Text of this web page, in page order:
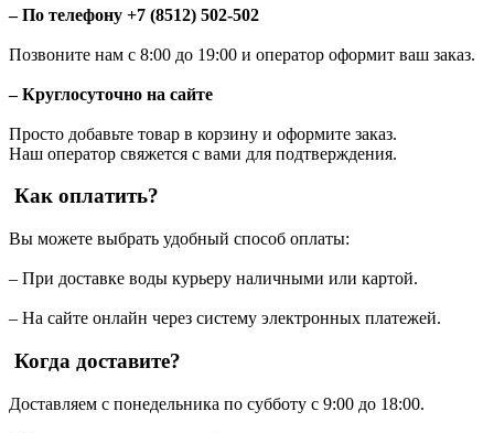
– По телефону +7 (8512) 502-502
Позвоните нам с 8:00 до 19:00 и оператор оформит ваш заказ.
– Круглосуточно на сайте
Просто добавьте товар в корзину и оформите заказ.
Наш оператор свяжется с вами для подтверждения.
Как оплатить?
Вы можете выбрать удобный способ оплаты:
– При доставке воды курьеру наличными или картой.
– На сайте онлайн через систему электронных платежей.
Когда доставите?
Доставляем с понедельника по субботу с 9:00 до 18:00.